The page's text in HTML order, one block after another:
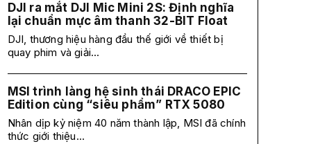
DJI ra mắt DJI Mic Mini 2S: Định nghĩa
lại chuẩn mực âm thanh 32-BIT Float
DJI, thương hiệu hàng đầu thế giới về thiết bị
quay phim và giải...
MSI trình làng hệ sinh thái DRACO EPIC
Edition cùng “siêu phẩm” RTX 5080
Nhân dịp kỷ niệm 40 năm thành lập, MSI đã chính
thức giới thiệu...